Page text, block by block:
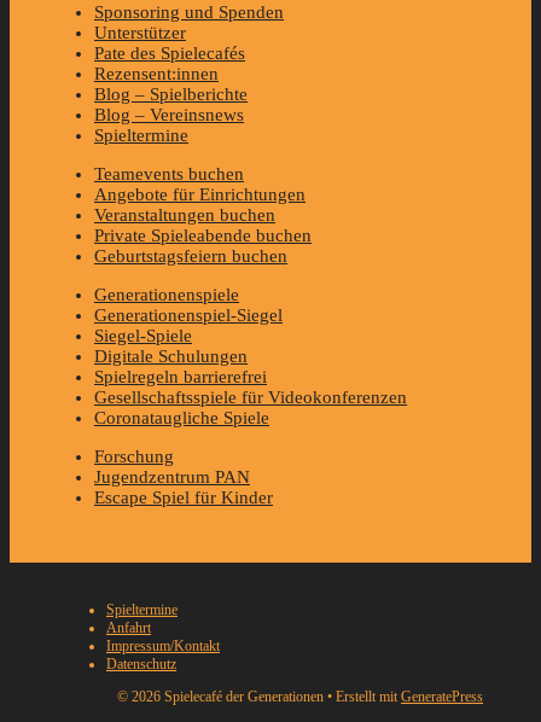
Sponsoring und Spenden
Unterstützer
Pate des Spielecafés
Rezensent:innen
Blog – Spielberichte
Blog – Vereinsnews
Spieltermine
Teamevents buchen
Angebote für Einrichtungen
Veranstaltungen buchen
Private Spieleabende buchen
Geburtstagsfeiern buchen
Generationenspiele
Generationenspiel-Siegel
Siegel-Spiele
Digitale Schulungen
Spielregeln barrierefrei
Gesellschaftsspiele für Videokonferenzen
Coronataugliche Spiele
Forschung
Jugendzentrum PAN
Escape Spiel für Kinder
Spieltermine
Anfahrt
Impressum/Kontakt
Datenschutz
© 2026 Spielecafé der Generationen • Erstellt mit GeneratePress